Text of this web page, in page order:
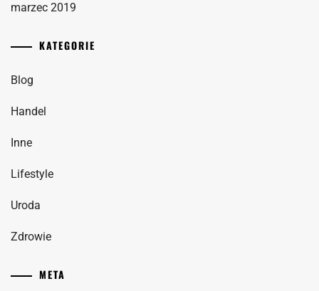
marzec 2019
KATEGORIE
Blog
Handel
Inne
Lifestyle
Uroda
Zdrowie
META